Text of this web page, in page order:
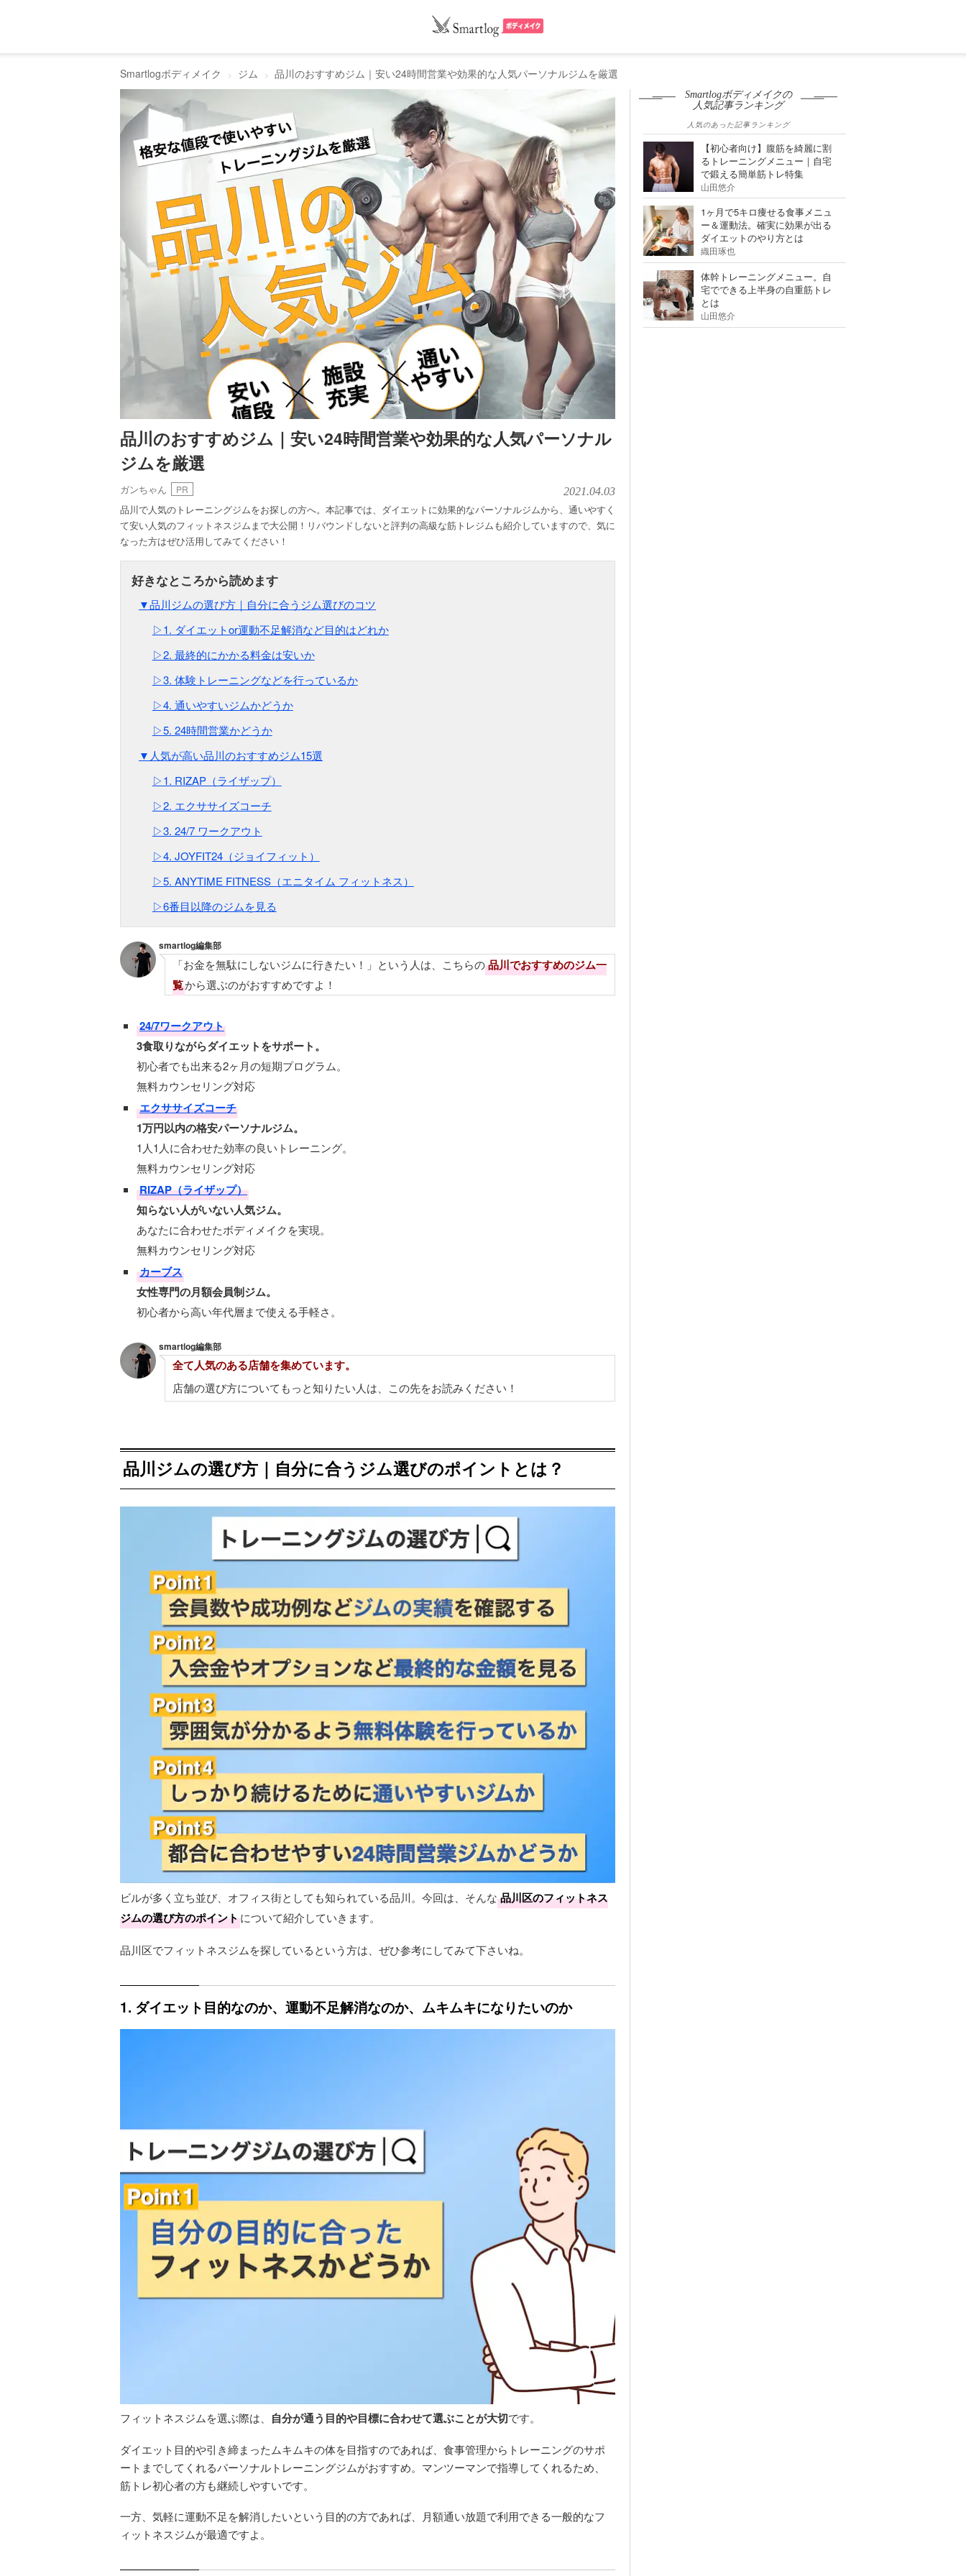
Smartlogボディメイク ジム 品川のおすすめジム｜安い24時間営業や効果的な人気パーソナルジムを厳選
品川のおすすめジム｜安い24時間営業や効果的な人気パーソナル
ジムを厳選
ガンちゃん PR 2021.04.03
品川で人気のトレーニングジムをお探しの方へ。本記事では、ダイエットに効果的なパーソナルジムから、通いやすく
て安い人気のフィットネスジムまで大公開！リバウンドしないと評判の高級な筋トレジムも紹介していますので、気に
なった方はぜひ活用してみてください！
▼品川ジムの選び方｜自分に合うジム選びのコツ
▷1. ダイエットor運動不足解消など目的はどれか
▷2. 最終的にかかる料金は安いか
▷3. 体験トレーニングなどを行っているか
▷4. 通いやすいジムかどうか
▷5. 24時間営業かどうか
▼人気が高い品川のおすすめジム15選
▷1. RIZAP（ライザップ）
▷2. エクササイズコーチ
▷3. 24/7 ワークアウト
▷4. JOYFIT24（ジョイフィット）
▷5. ANYTIME FITNESS（エニタイム フィットネス）
▷6番目以降のジムを見る
smartlog編集部
「お金を無駄にしないジムに行きたい！」という人は、こちらの品川でおすすめのジム一
覧から選ぶのがおすすめですよ！
24/7ワークアウト
3食取りながらダイエットをサポート。
初心者でも出来る2ヶ月の短期プログラム。
無料カウンセリング対応
エクササイズコーチ
1万円以内の格安パーソナルジム。
1人1人に合わせた効率の良いトレーニング。
無料カウンセリング対応
RIZAP（ライザップ）
知らない人がいない人気ジム。
あなたに合わせたボディメイクを実現。
無料カウンセリング対応
カーブス
女性専門の月額会員制ジム。
初心者から高い年代層まで使える手軽さ。
smartlog編集部
全て人気のある店舗を集めています。
店舗の選び方についてもっと知りたい人は、この先をお読みください！
品川ジムの選び方｜自分に合うジム選びのポイントとは？
ビルが多く立ち並び、オフィス街としても知られている品川。今回は、そんな 品川区のフィットネス
ジムの選び方のポイントについて紹介していきます。
品川区でフィットネスジムを探しているという方は、ぜひ参考にしてみて下さいね。
1. ダイエット目的なのか、運動不足解消なのか、ムキムキになりたいのか
フィットネスジムを選ぶ際は、 自分が通う目的や目標に合わせて選ぶことが大切です。
ダイエット目的や引き締まったムキムキの体を目指すのであれば、食事管理からトレーニングのサポ
ートまでしてくれるパーソナルトレーニングジムがおすすめ。マンツーマンで指導してくれるため、
筋トレ初心者の方も継続しやすいです。
一方、気軽に運動不足を解消したいという目的の方であれば、月額通い放題で利用できる一般的なフ
ィットネスジムが最適ですよ。
Smartlogボディメイクの
人気記事ランキング
人気のあった記事ランキング
【初心者向け】腹筋を綺麗に割
るトレーニングメニュー｜自宅
で鍛える簡単筋トレ特集
山田悠介
1ヶ月で5キロ痩せる食事メニュ
ー＆運動法。確実に効果が出る
ダイエットのやり方とは
織田琢也
体幹トレーニングメニュー。自
宅でできる上半身の自重筋トレ
とは
山田悠介